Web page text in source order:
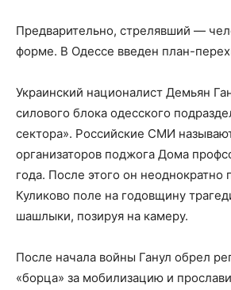
Предварительно, стрелявший —
форме. В Одессе введен план-
Украинский националист Демьян
силового блока одесского
сектора». Российские СМИ
организаторов поджога Дома
года. После этого он неоднократно
Куликово поле на годовщину
шашлыки, позируя на камеру.
После начала войны Ганул обрел
«борца» за мобилизацию и